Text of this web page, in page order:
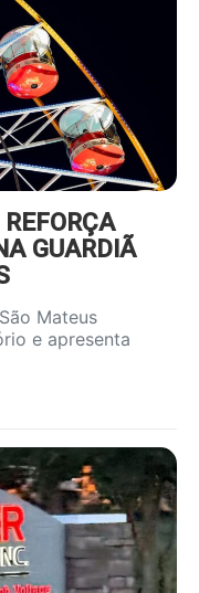
GUARDIÃ
Mateus
e apresenta